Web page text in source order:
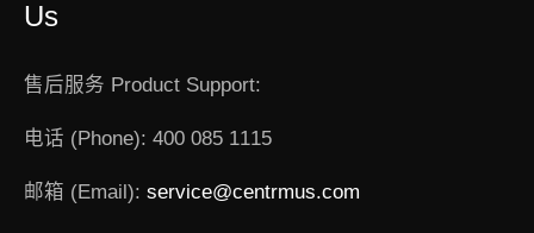
Us
售后服务 Product Support:
电话 (Phone): 400 085 1115
邮箱 (Email): service@centrmus.com